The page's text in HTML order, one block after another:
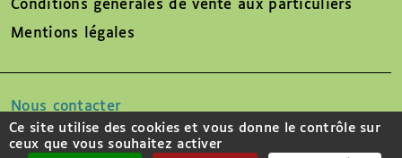
Conditions générales de vente aux particuliers
Mentions légales
Nous contacter
Suivez-nous sur
Ce site utilise des cookies et vous donne le contrôle sur
ceux que vous souhaitez activer